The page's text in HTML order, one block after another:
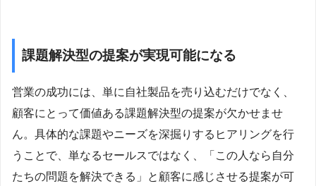
課題解決型の提案が実現可能になる
営業の成功には、単に自社製品を売り込むだけでなく、
顧客にとって価値ある課題解決型の提案が欠かせませ
ん。具体的な課題やニーズを深掘りするヒアリングを行
うことで、単なるセールスではなく、「この人なら自分
たちの問題を解決できる」と顧客に感じさせる提案が可